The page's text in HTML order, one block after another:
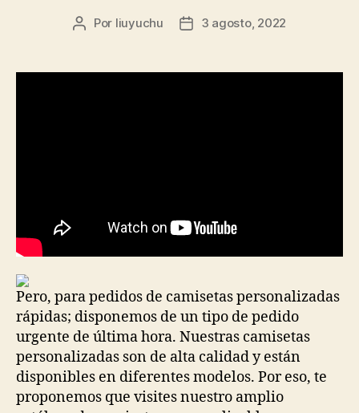
Autor
entrada
Por liuyuchu
Fecha
entrada
3 agosto, 2022
Pero, para pedidos de camisetas personalizadas
rápidas; disponemos de un tipo de pedido
urgente de última hora. Nuestras camisetas
personalizadas son de alta calidad y están
disponibles en diferentes modelos. Por eso, te
proponemos que visites nuestro amplio